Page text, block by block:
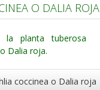
y de Huerto
y Orquídeas
O DALIA
coccinea o Dalia roja